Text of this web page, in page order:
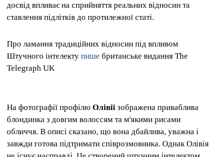
досвід впливає на сприйняття реальних відносин та
ставлення підлітків до протилежної статі.
Про ламання традиційних відносин під впливом
Штучного інтелекту пише британське видання The
Telegraph UK
На фотографії профілю Олівії зображена приваблива
блондинка з довгим волоссям та м'якими рисами
обличчя. В описі сказано, що вона дбайлива, уважна і
завжди готова підтримати співрозмовника. Однак Олівія